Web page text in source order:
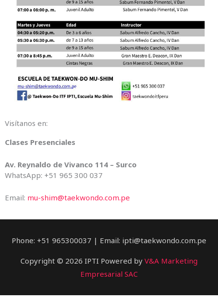
Visítanos en:
Clases Presenciales
Av. Reynaldo de Vivanco 114 – Surco
WhatsApp: +51 965 300 037
Email: mu-shim@taekwondo.com.pe
Phone: +51 965300037 | Email: ipti@taekwondo.com.pe
Copyright © 2026 IPTI Powered by V&A Marketing
Empresarial SAC